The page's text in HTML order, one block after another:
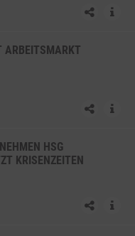
ARBEITSMARKT
HSG
KRISENZEITEN